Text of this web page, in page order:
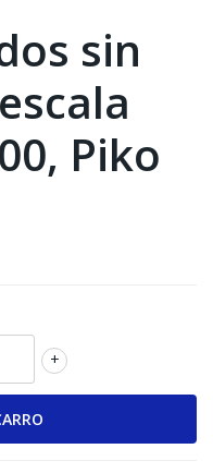
sin
Piko
+